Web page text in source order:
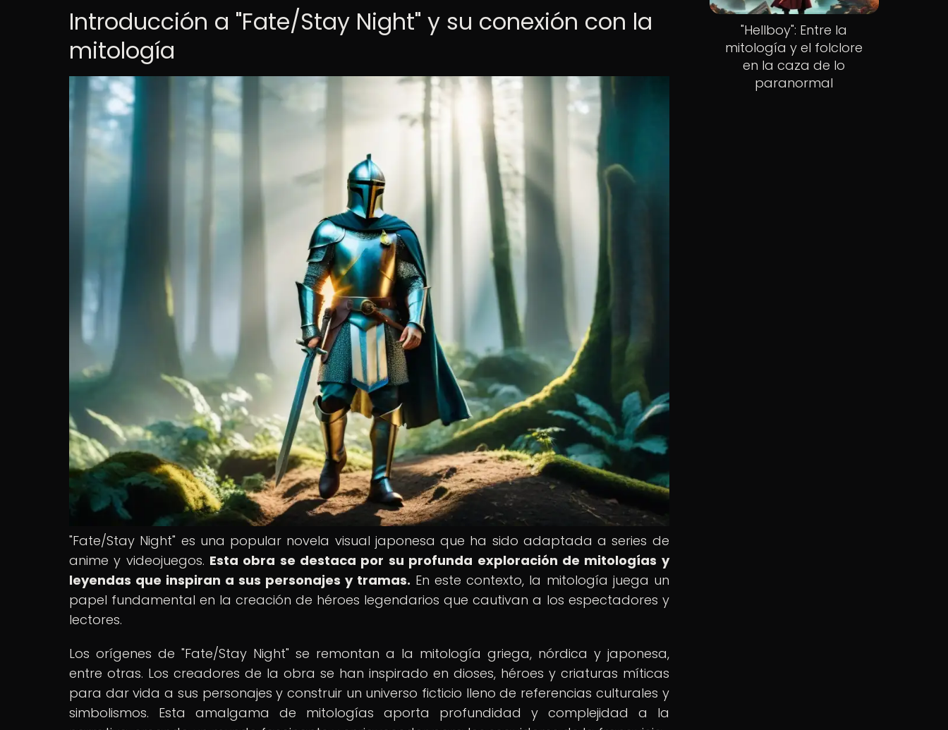
Introducción a "Fate/Stay Night" y su conexión con la
mitología
"Fate/Stay Night" es una popular novela visual japonesa que ha sido adaptada a series de
anime y videojuegos. Esta obra se destaca por su profunda exploración de mitologías y
leyendas que inspiran a sus personajes y tramas. En este contexto, la mitología juega un
papel fundamental en la creación de héroes legendarios que cautivan a los espectadores y
lectores.
Los orígenes de "Fate/Stay Night" se remontan a la mitología griega, nórdica y japonesa,
entre otras. Los creadores de la obra se han inspirado en dioses, héroes y criaturas míticas
para dar vida a sus personajes y construir un universo ficticio lleno de referencias culturales y
simbolismos. Esta amalgama de mitologías aporta profundidad y complejidad a la
"Hellboy": Entre la
mitología y el folclore
en la caza de lo
paranormal